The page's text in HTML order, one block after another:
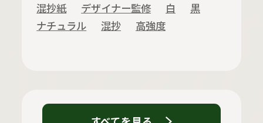
混抄紙 デザイナー監修 白
黒
ナチュラル
混抄 高強度